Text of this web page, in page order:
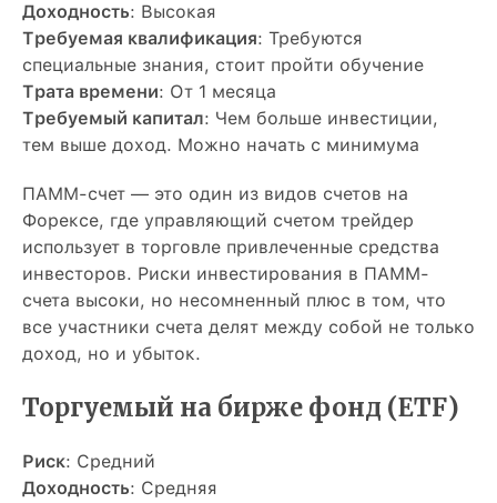
Доходность: Высокая
Требуемая квалификация: Требуются
специальные знания, стоит пройти обучение
Трата времени: От 1 месяца
Требуемый капитал: Чем больше инвестиции,
тем выше доход. Можно начать с минимума
ПАММ-счет — это один из видов счетов на
Форексе, где управляющий счетом трейдер
использует в торговле привлеченные средства
инвесторов. Риски инвестирования в ПАММ-
счета высоки, но несомненный плюс в том, что
все участники счета делят между собой не только
доход, но и убыток.
Торгуемый на бирже фонд (ETF)
Риск: Средний
Доходность: Средняя